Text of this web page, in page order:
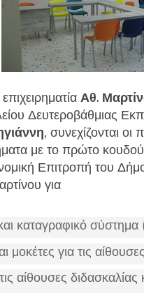
Αθ.
Δευτεροβάθμιας
, συνεχίζονται οι
με το πρώτο
Επιτροπή του
για
καταγραφικό σύστημα
μοκέτες για τις
αίθουσες